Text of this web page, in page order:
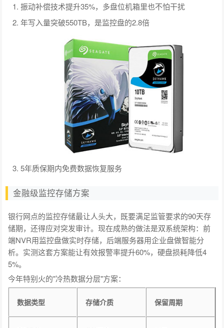
振动补偿技术提升35%，多盘位机箱里也不怕干扰
年写入量突破550TB，是监控盘的2.8倍
5年质保期内免费数据恢复服务
金融级监控存储方案
银行网点的监控存储最让人头大，既要满足监管要求的90天存
储期，还得应对突发审计。现在成熟的做法是双系统架构：前
端NVR用监控盘做实时存储，后端服务器用企业盘做智能分
析。实测这套方案能让有效报警率提升60%，硬盘损耗降低4
5%。
今年特别火的"冷热数据分层"方案：
数据类型 存储介质 保留周期